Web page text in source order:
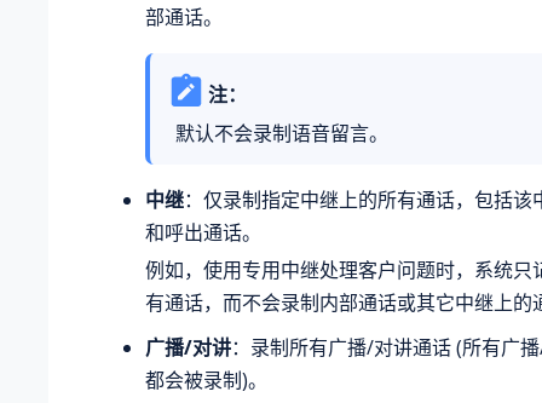
部通话。
注：
默认不会录制语音留言。
中继：仅录制指定中继上的所有通话，包括该
和呼出通话。
例如，使用专用中继处理客户问题时，系统只
有通话，而不会录制内部通话或其它中继上的
广播/对讲：录制所有广播/对讲通话 (所有广
都会被录制)。